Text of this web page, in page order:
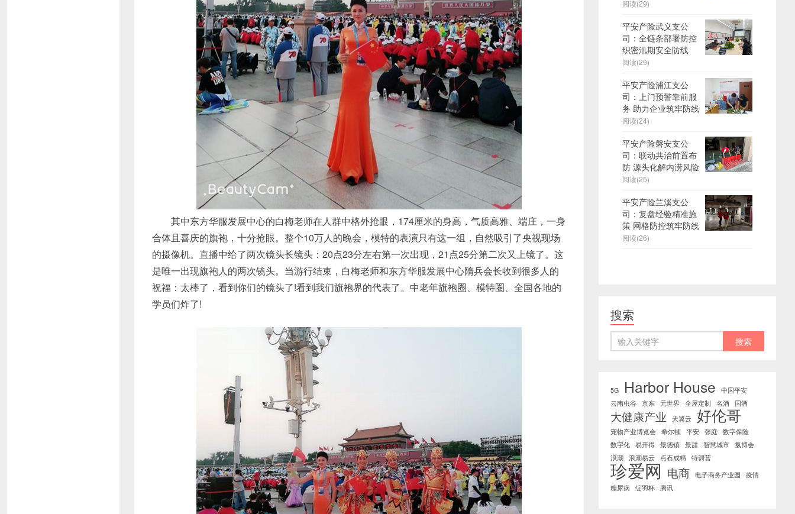
其中东方华服发展中心的白梅老师在人群中格外抢眼，174厘米的身高，气质高雅、端庄，一身
合体且喜庆的旗袍，十分抢眼。整个10万人的晚会，模特的表演只有这一组，自然吸引了央视现场
的摄像机。直播中给了两次镜头长镜头：20点23分左右第一次出现，21点25分第二次又上镜了。这
是唯一出现旗袍人的两次镜头。当游行结束，白梅老师和东方华服发展中心隋兵会长收到很多人的
祝福：太棒了，看到你们的镜头了!看到我们旗袍界的代表了。中老年旗袍圈、模特圏、全国各地的
学员们炸了!
阅读(29)
平安产险武义支公
司：全链条部署防控
织密汛期安全防线
阅读(29)
平安产险浦江支公
司：上门预警靠前服
务 助力企业筑牢防线
阅读(24)
平安产险磐安支公
司：联动共治前置布
防 源头化解内涝风险
阅读(25)
平安产险兰溪支公
司：复盘经验精准施
策 网格防控筑牢防线
阅读(26)
搜索
5G Harbor House
中国平安
云南虫谷 京东 元世界 全屋定制 名酒 国酒
大健康产业 天翼云 好伦哥
宠物产业博览会 希尔顿 平安 张庭
数字保险
数字化 易开得 景德镇 景甜 智慧城市 氢博会
浪潮 浪潮易云 点石成精 特训营
珍爱网 电商 电子商务产业园
疫情
糖尿病
绽羽杯 腾讯